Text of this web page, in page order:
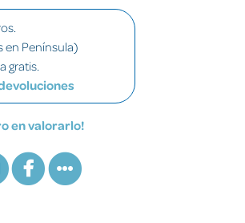
en Península)
gratis.
en valorarlo!